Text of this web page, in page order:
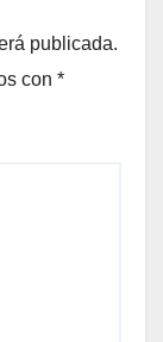
publicada.
con *